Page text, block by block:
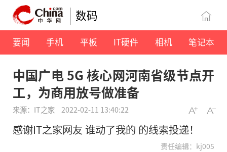
数码
要闻 手机 平板 IT硬件 相机 笔记本
中国广电 5G 核心网河南省级节点开
工，为商用放号做准备
来源：IT之家 2022-02-11 13:40:22
感谢IT之家网友 谁动了我的 的线索投递！
责任编辑：kj005